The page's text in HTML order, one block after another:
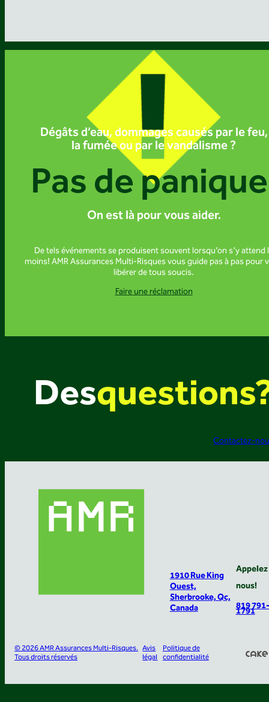
Dégâts d’eau, dommages causés par le feu,
la fumée ou par le vandalisme ?
Pas de
On est là pour vous aider.
De tels événements se produisent souvent lorsqu’on s’y attend
moins! AMR Assurances Multi-Risques vous guide pas à pas pour
libérer de tous soucis.
Faire une réclamation
Des
Contactez-
1910 Rue King
Ouest,
Sherbrooke, Qc,
Canada
Appelez
nous!
819 791-
1791
© 2026 AMR Assurances Multi-Risques.
Tous droits réservés
Avis
légal
Politique de
confidentialité